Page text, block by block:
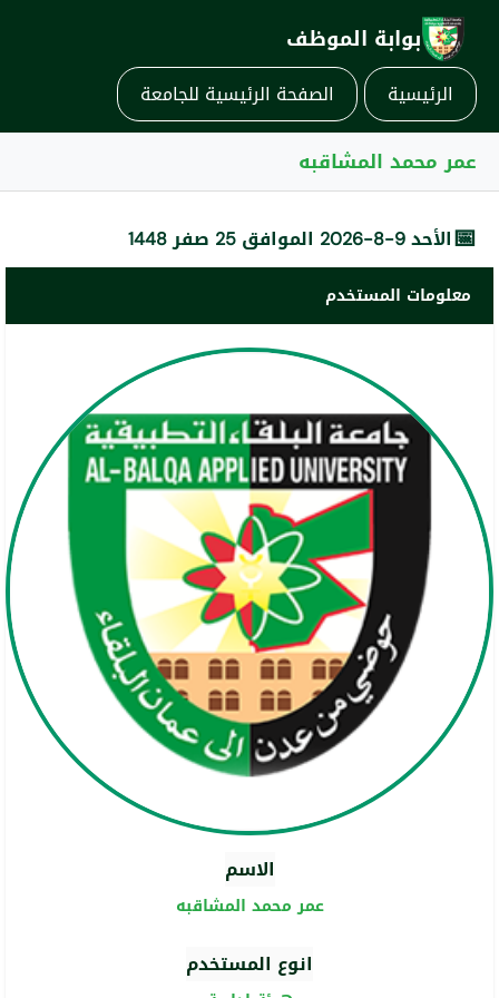
بوابة الموظف
الرئيسية الصفحة الرئيسية للجامعة
عمر محمد المشاقبه
📅الأحد 9-8-2026 الموافق 25 صفر 1448
معلومات المستخدم
الاسم
عمر محمد المشاقبه
انوع المستخدم